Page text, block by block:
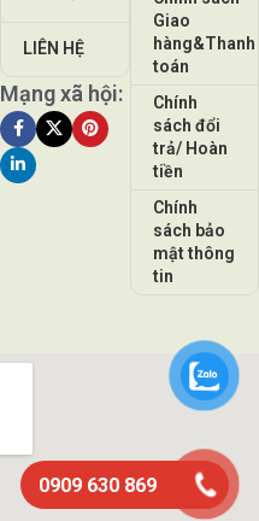
LIÊN HỆ
Mạng xã hội:
Giao
hàng&Thanh
toán
Chính
sách đổi
trả/ Hoàn
tiền
Chính
sách bảo
mật thông
tin
0909 630 869